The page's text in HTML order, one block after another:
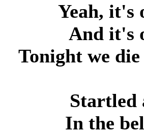
Yeah, it's
And it's
Tonight we
Startled
In the